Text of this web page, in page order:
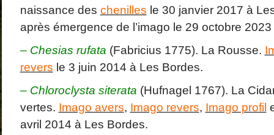
naissance des chenilles le 30 janvier 2017 à
après émergence de l’imago le 29 octobre
– Chesias rufata (Fabricius 1775). La Rousse.
revers le 3 juin 2014 à Les Bordes.
– Chloroclysta siterata (Hufnagel 1767). La
vertes. Imago avers, Imago revers, Imago profil
avril 2014 à Les Bordes.